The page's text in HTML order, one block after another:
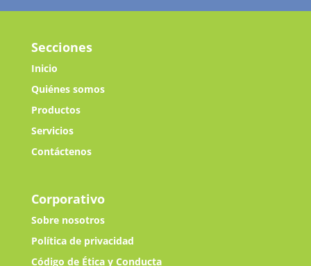
Secciones
Inicio
Quiénes somos
Productos
Servicios
Contáctenos
Corporativo
Sobre nosotros
Política de privacidad
Código de Ética y Conducta